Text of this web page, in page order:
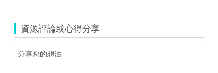
資源評論或心得分享